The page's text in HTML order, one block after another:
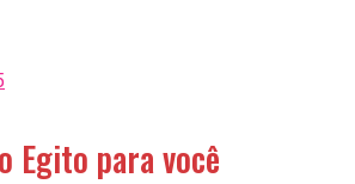
Egito para você